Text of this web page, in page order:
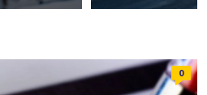
0